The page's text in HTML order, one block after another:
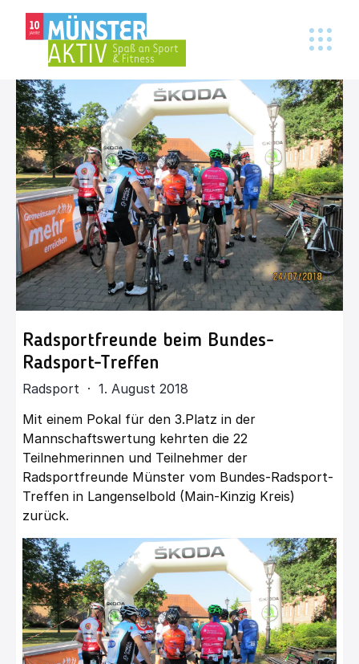
Radsportfreunde beim Bundes-
Radsport-Treffen
Radsport · 1. August 2018
Mit einem Pokal für den 3.Platz in der
Mannschaftswertung kehrten die 22
Teilnehmerinnen und Teilnehmer der
Radsportfreunde Münster vom Bundes-Radsport-
Treffen in Langenselbold (Main-Kinzig Kreis)
zurück.